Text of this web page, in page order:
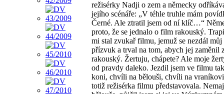
režisérky Nadji o zem a německy
jejího scénáře: „V téhle truhle mám
Černé. Ale ztratil jsem od ní klíč…“
proto, že se jednalo o film rakouský.
mi stal zvukař filmu, jemuž se nezdál můj
přízvuk a trval na tom, abych jej zaměnil
rakouský. Žertuju, chápete? Ale moje
od pravdy daleko. Jezdil jsem ve filmu
koni, chvíli na bělouši, chvíli na
totiž režisérka filmu představovala.